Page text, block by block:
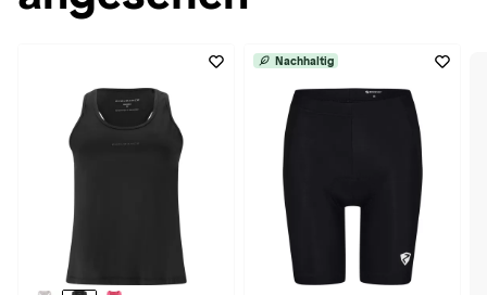
Nachhaltig